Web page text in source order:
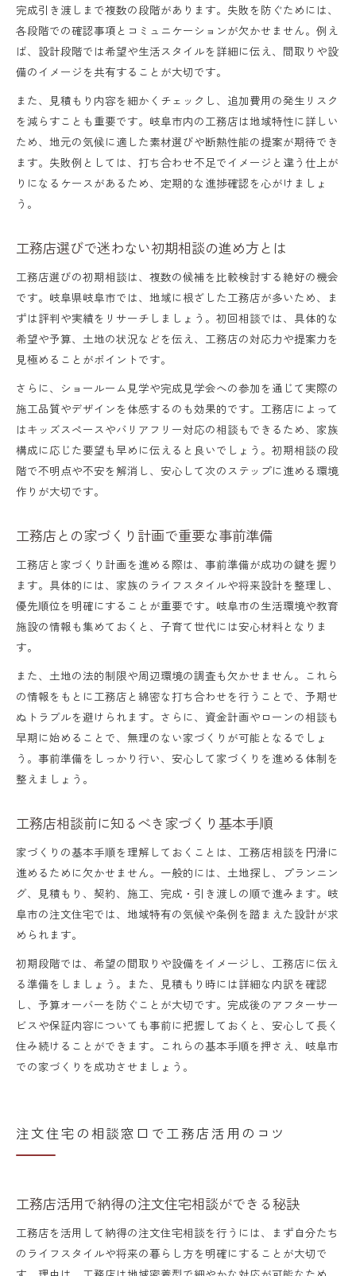
工務店選びで重視すべきポイントと比較方
法
工務店との住まい計画に役立つ情報収集術
安心できる工務店を選ぶための確認事項
工務店選びの決め手となる信頼性の見極め
方
家づくりで役立つ生活サポート情報とは
工務店が案内する公的サポート窓口の活用
法
工務店相談で受けられる生活支援のメリッ
ト
家づくり相談時に活用したい支援情報まと
め
子育てに適した地域で工務店に相談を
工務店相談で叶える子育てしやすい住環境
選び
子育て世帯が工務店に相談すべき地域の条
る方法
工務店と考える子育て支援が充実した地域
選び
ート
岐阜県岐阜市で工務店相談を始めるポイント
工務店相談を始める際の岐阜市ならではの
注意点
岐阜市で工務店相談時に押さえるべき基礎
知識
備
工務店相談窓口の見つけ方と活用法まとめ
岐阜市で工務店相談時に役立つ支援制度と
は
完成引き渡しまで複数の段階があります。失敗を防ぐためには、
各段階での確認事項とコミュニケーションが欠かせません。例え
ば、設計段階では希望や生活スタイルを詳細に伝え、間取りや設
備のイメージを共有することが大切です。
また、見積もり内容を細かくチェックし、追加費用の発生リスク
を減らすことも重要です。岐阜市内の工務店は地域特性に詳しい
ため、地元の気候に適した素材選びや断熱性能の提案が期待でき
ます。失敗例としては、打ち合わせ不足でイメージと違う仕上が
りになるケースがあるため、定期的な進捗確認を心がけましょ
う。
工務店選びで迷わない初期相談の進め方とは
工務店選びの初期相談は、複数の候補を比較検討する絶好の機会
です。岐阜県岐阜市では、地域に根ざした工務店が多いため、ま
ずは評判や実績をリサーチしましょう。初回相談では、具体的な
希望や予算、土地の状況などを伝え、工務店の対応力や提案力を
見極めることがポイントです。
さらに、ショールーム見学や完成見学会への参加を通じて実際の
施工品質やデザインを体感するのも効果的です。工務店によって
はキッズスペースやバリアフリー対応の相談もできるため、家族
構成に応じた要望も早めに伝えると良いでしょう。初期相談の段
階で不明点や不安を解消し、安心して次のステップに進める環境
作りが大切です。
工務店との家づくり計画で重要な事前準備
工務店と家づくり計画を進める際は、事前準備が成功の鍵を握り
ます。具体的には、家族のライフスタイルや将来設計を整理し、
優先順位を明確にすることが重要です。岐阜市の生活環境や教育
施設の情報も集めておくと、子育て世代には安心材料となりま
す。
また、土地の法的制限や周辺環境の調査も欠かせません。これら
の情報をもとに工務店と綿密な打ち合わせを行うことで、予期せ
ぬトラブルを避けられます。さらに、資金計画やローンの相談も
早期に始めることで、無理のない家づくりが可能となるでしょ
う。事前準備をしっかり行い、安心して家づくりを進める体制を
整えましょう。
工務店相談前に知るべき家づくり基本手順
家づくりの基本手順を理解しておくことは、工務店相談を円滑に
進めるために欠かせません。一般的には、土地探し、プランニン
グ、見積もり、契約、施工、完成・引き渡しの順で進みます。岐
阜市の注文住宅では、地域特有の気候や条例を踏まえた設計が求
められます。
初期段階では、希望の間取りや設備をイメージし、工務店に伝え
る準備をしましょう。また、見積もり時には詳細な内訳を確認
し、予算オーバーを防ぐことが大切です。完成後のアフターサー
ビスや保証内容についても事前に把握しておくと、安心して長く
住み続けることができます。これらの基本手順を押さえ、岐阜市
での家づくりを成功させましょう。
注文住宅の相談窓口で工務店活用のコツ
工務店活用で納得の注文住宅相談ができる秘訣
工務店を活用して納得の注文住宅相談を行うには、まず自分たち
のライフスタイルや将来の暮らし方を明確にすることが大切で